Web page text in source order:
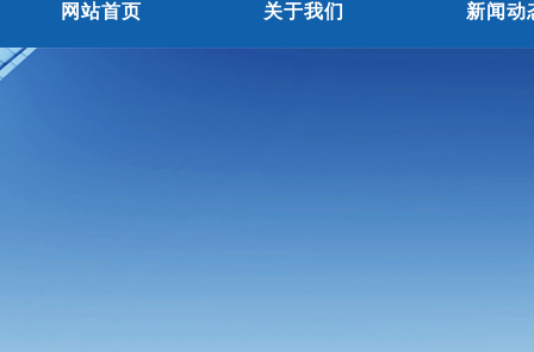
网站首页 关于我们 新闻动